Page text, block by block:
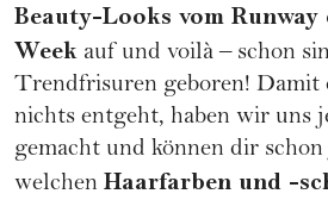
Beauty-Looks vom Runway
Week auf und voilà – schon
Trendfrisuren geboren!
nichts entgeht, haben wir uns
gemacht und können dir
welchen Haarfarben und -